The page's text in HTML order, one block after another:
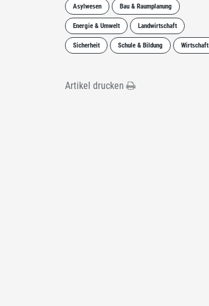
Asylwesen Bau & Raumplanung
Energie & Umwelt Landwirtschaft
Sicherheit Schule & Bildung Wirtschaft
Artikel drucken